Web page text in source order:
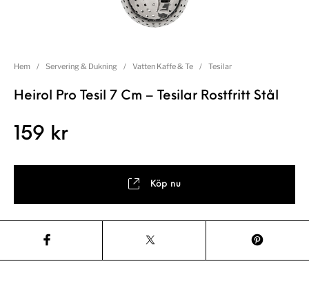
Hem / Servering & Dukning / Vatten Kaffe & Te / Tesilar
Heirol Pro Tesil 7 Cm – Tesilar Rostfritt Stål
159 kr
Köp nu